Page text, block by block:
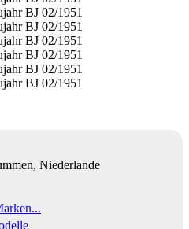
Niederlande